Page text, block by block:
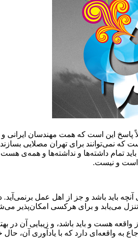
پاسخ این است که همت مهندسان ایرانی
که نمی‌توانند برای تهران مصلایی
تمام داشته‌ها و نداشته‌ها و همه‌ی
است و نیست.
باید باشد و جز از اهل عمل
تنزل می‌یابد و برای هرکسی
هست و باید باشد، و زیبایی آن در
به واقعه‌ای دارد که با یادآوری آن،